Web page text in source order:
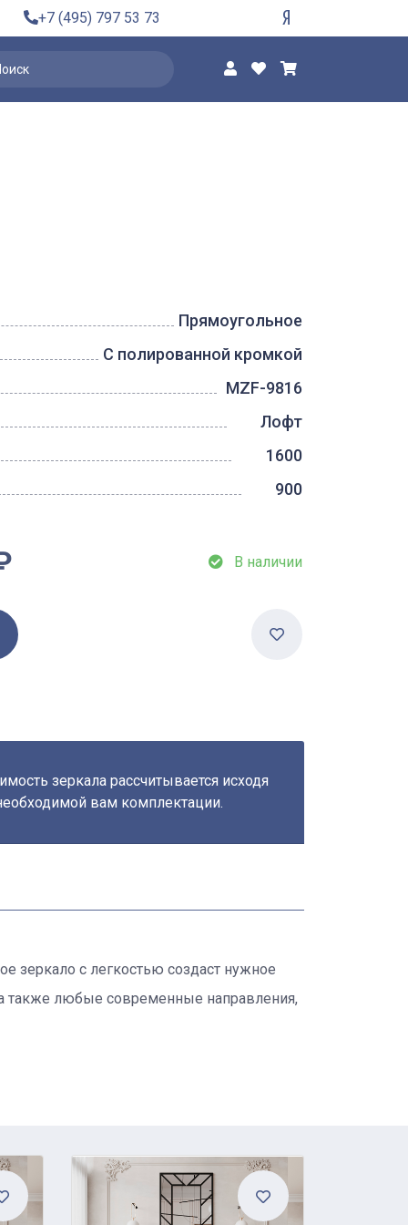
+7 (495) 797 53 73
Прямоугольное
С полированной кромкой
MZF-9816
Лофт
1600
900
В наличии
зеркала рассчитывается исходя
вам комплектации.
зеркало с легкостью создаст нужное
также любые современные направления,